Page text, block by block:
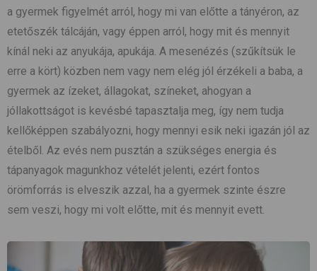
a gyermek figyelmét arról, hogy mi van előtte a tányéron, az
etetőszék tálcáján, vagy éppen arról, hogy mit és mennyit
kínál neki az anyukája, apukája. A mesenézés (szűkítsük le
erre a kört) közben nem vagy nem elég jól érzékeli a baba, a
gyermek az ízeket, állagokat, színeket, ahogyan a
jóllakottságot is kevésbé tapasztalja meg, így nem tudja
kellőképpen szabályozni, hogy mennyi esik neki igazán jól az
ételből. Az evés nem pusztán a szükséges energia és
tápanyagok magunkhoz vételét jelenti, ezért fontos
örömforrás is elveszik azzal, ha a gyermek szinte észre
sem veszi, hogy mi volt előtte, mit és mennyit evett.